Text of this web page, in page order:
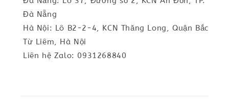
Đà Nẵng
Hà Nội: Lô B2-2-4, KCN Thăng Long, Quận Bắc
Từ Liêm, Hà Nội
Liên hệ Zalo: 0931268840